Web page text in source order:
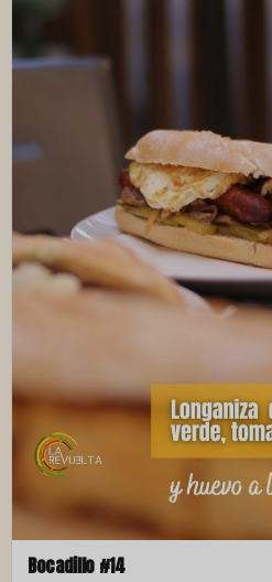
Bocadillo #14